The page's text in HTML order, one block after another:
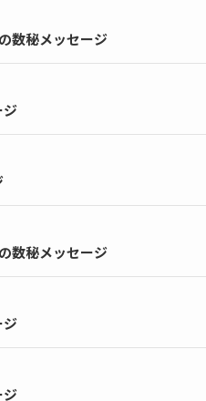
数秘メッセージ
数秘メッセージ